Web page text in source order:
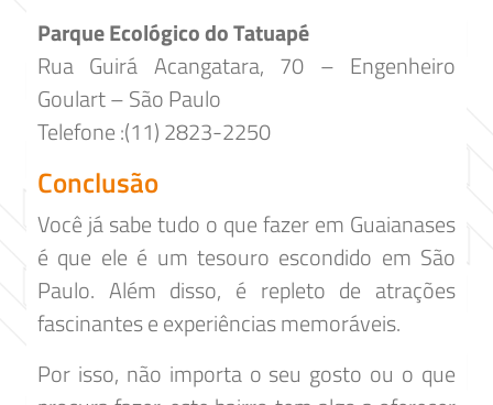
Parque Ecológico do Tatuapé
Rua Guirá Acangatara, 70 – Engenheiro
Goulart – São Paulo
Telefone :(11) 2823-2250
Conclusão
Você já sabe tudo o que fazer em Guaianases
é que ele é um tesouro escondido em São
Paulo. Além disso, é repleto de atrações
fascinantes e experiências memoráveis.
Por isso, não importa o seu gosto ou o que